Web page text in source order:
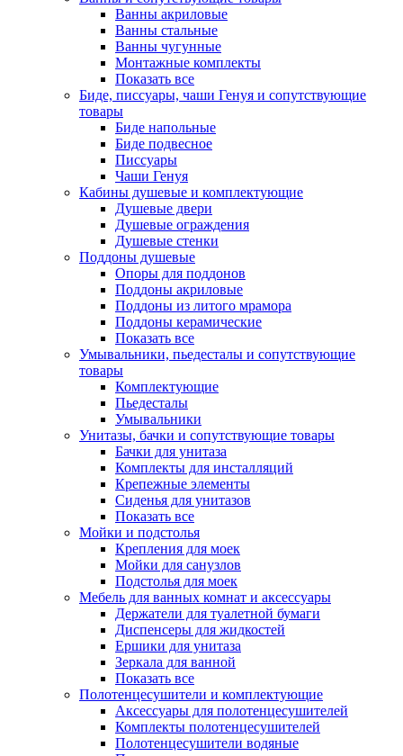
Ванны акриловые
Ванны стальные
Ванны чугунные
Монтажные комплекты
Показать все
Биде, писсуары, чаши Генуя и сопутствующие
товары
Биде напольные
Биде подвесное
Писсуары
Чаши Генуя
Кабины душевые и комплектующие
Душевые двери
Душевые ограждения
Душевые стенки
Поддоны душевые
Опоры для поддонов
Поддоны акриловые
Поддоны из литого мрамора
Поддоны керамические
Показать все
Умывальники, пьедесталы и сопутствующие
товары
Комплектующие
Пьедесталы
Умывальники
Унитазы, бачки и сопутствующие товары
Бачки для унитаза
Комплекты для инсталляций
Крепежные элементы
Сиденья для унитазов
Показать все
Мойки и подстолья
Крепления для моек
Мойки для санузлов
Подстолья для моек
Мебель для ванных комнат и аксессуары
Держатели для туалетной бумаги
Диспенсеры для жидкостей
Ершики для унитаза
Зеркала для ванной
Показать все
Полотенцесушители и комплектующие
Аксессуары для полотенцесушителей
Комплекты полотенцесушителей
Полотенцесушители водяные